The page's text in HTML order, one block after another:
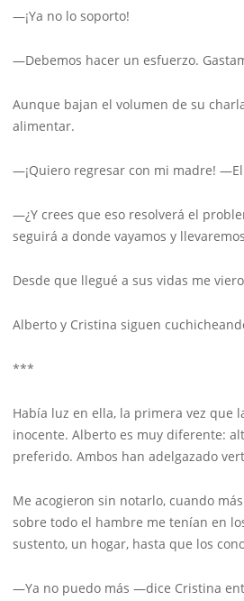
—¡Ya no lo soporto!
—Debemos hacer un esfuerzo.
Aunque bajan el volumen de su
alimentar.
—¡Quiero regresar con mi madre!
—¿Y crees que eso resolverá el
seguirá a donde vayamos y
Desde que llegué a sus vidas me
Alberto y Cristina siguen
***
Había luz en ella, la primera vez que
inocente. Alberto es muy diferente:
preferido. Ambos han adelgazado
Me acogieron sin notarlo, cuando
sobre todo el hambre me tenían en
sustento, un hogar, hasta que los
—Ya no puedo más —dice Cristina